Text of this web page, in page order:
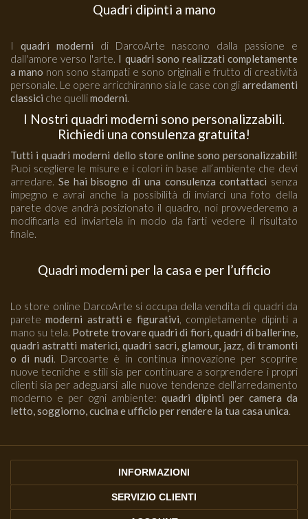
Quadri dipinti a mano
I quadri moderni di DarcoArte nascono dalla passione e
dall'amore verso l'arte. I quadri sono realizzati completamente
a mano non sono stampati e sono originali e frutto di creatività
personale. Le opere arricchiranno sia le case con gliarredamenti
classici che quellimoderni.
I Nostri quadri moderni sono personalizzabili.
Richiedi una consulenza gratuita!
Tutti i quadri moderni dello store online sono personalizzabili!
Puoi scegliere le misure e i colori in base all’ambiente che devi
arredare. Se hai bisogno di una consulenza contattaci senza
impegno e avrai anche la possibilità di inviarci una foto della
parete dove andrà posizionato il quadro, noi provvederemo a
modificarla ed inviartela in modo da farti vedere il risultato
finale.
Quadri moderni per la casa e per l’ufficio
Lo store online DarcoArte si occupa della vendita di quadri da
paretemoderni astratti e figurativi, completamente dipinti a
mano su tela. Potrete trovare quadri di fiori, quadri di ballerine,
quadri astratti materici, quadri sacri, glamour, jazz, di tramonti
o di nudi. Darcoarte è in continua innovazione per scoprire
nuove tecniche e stili sia per continuare a sorprendere i propri
clienti sia per adeguarsi alle nuove tendenze dell’arredamento
moderno e per ogni ambiente: quadri dipinti per camera da
letto, soggiorno, cucina e ufficio per rendere la tua casa unica.
INFORMAZIONI
SERVIZIO CLIENTI